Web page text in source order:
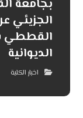
بجامعة
الجزيئي
القططي
الديوانية
اخبار الكلية